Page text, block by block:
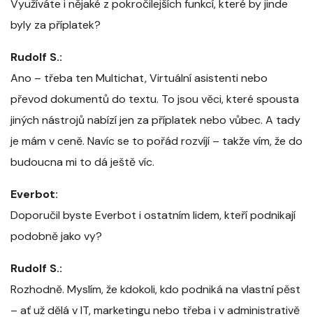
Využíváte i nějaké z pokročilejších funkcí, které by jinde
byly za příplatek?
Rudolf S.:
Ano – třeba ten Multichat, Virtuální asistenti nebo
převod dokumentů do textu. To jsou věci, které spousta
jiných nástrojů nabízí jen za příplatek nebo vůbec. A tady
je mám v ceně. Navíc se to pořád rozvíjí – takže vím, že do
budoucna mi to dá ještě víc.
Everbot:
Doporučil byste Everbot i ostatním lidem, kteří podnikají
podobně jako vy?
Rudolf S.:
Rozhodně. Myslím, že kdokoli, kdo podniká na vlastní pěst
– ať už dělá v IT, marketingu nebo třeba i v administrativě